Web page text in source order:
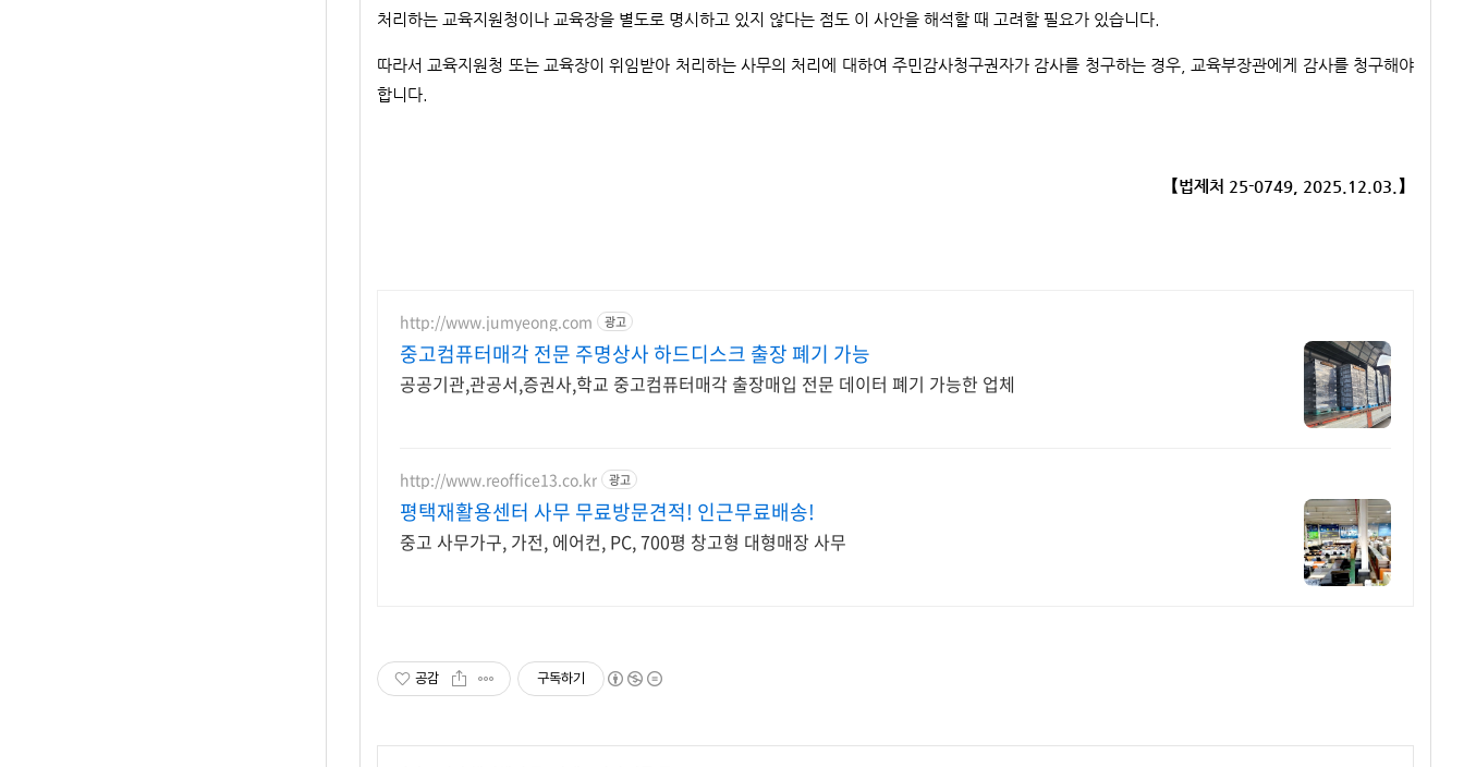
처리하는 교육지원청이나 교육장을 별도로 명시하고 있지 않다는 점도 이 사안을 해석할 때 고려할 필요가 있습니다.
따라서 교육지원청 또는 교육장이 위임받아 처리하는 사무의 처리에 대하여 주민감사청구권자가 감사를 청구하는 경우, 교육부장관에게 감사를 청구해야
합니다.
【법제처 25-0749, 2025.12.03.】
http://www.jumyeong.com 광고
중고컴퓨터매각 전문 주명상사 하드디스크 출장 폐기 가능
공공기관,관공서,증권사,학교 중고컴퓨터매각 출장매입 전문 데이터 폐기 가능한 업체
http://www.reoffice13.co.kr 광고
평택재활용센터 사무 무료방문견적! 인근무료배송!
중고 사무가구, 가전, 에어컨, PC, 700평 창고형 대형매장 사무
공감 구독하기